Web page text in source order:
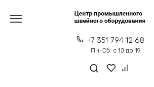
содержанию
+7 351 794 12 68
Пн-Сб: с 10 до 19